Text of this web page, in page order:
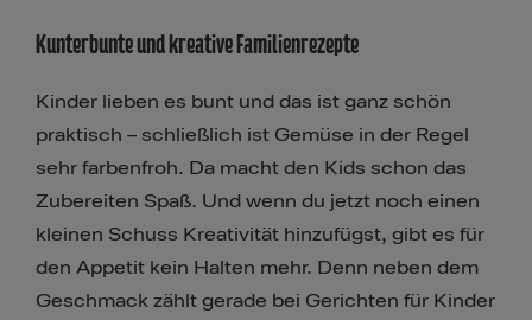
Kunterbunte und kreative Familienrezepte
Kinder lieben es bunt und das ist ganz schön
praktisch – schließlich ist Gemüse in der Regel
sehr farbenfroh. Da macht den Kids schon das
Zubereiten Spaß. Und wenn du jetzt noch einen
kleinen Schuss Kreativität hinzufügst, gibt es für
den Appetit kein Halten mehr. Denn neben dem
Geschmack zählt gerade bei Gerichten für Kinder